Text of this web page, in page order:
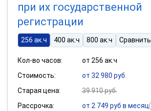
при их государственной
регистрации
256 ак.ч 400 ак.ч 800 ак.ч Сравнить
Кол-во часов:
от 256 ак.ч
Стоимость:
от 32 980 руб.
Старая цена:
39 910 руб.
Рассрочка:
от 2 749 руб в месяц